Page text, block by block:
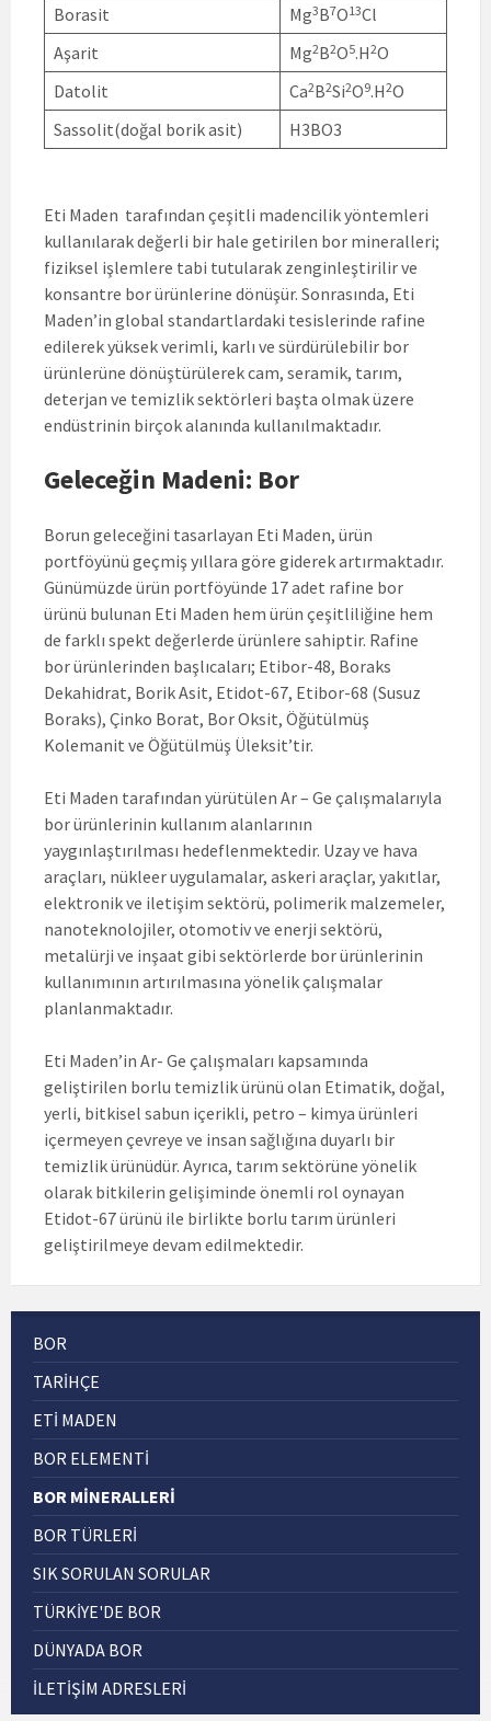
Borasit
Mg3B7O13Cl
Aşarit
Mg2B2O5.H2O
Datolit
Ca2B2Si2O9.H2O
Sassolit(doğal borik asit)
H3BO3
Eti Maden tarafından çeşitli madencilik yöntemleri
kullanılarak değerli bir hale getirilen bor mineralleri;
fiziksel işlemlere tabi tutularak zenginleştirilir ve
konsantre bor ürünlerine dönüşür. Sonrasında, Eti
Maden’in global standartlardaki tesislerinde rafine
edilerek yüksek verimli, karlı ve sürdürülebilir bor
ürünlerüne dönüştürülerek cam, seramik, tarım,
deterjan ve temizlik sektörleri başta olmak üzere
endüstrinin birçok alanında kullanılmaktadır.
Geleceğin Madeni: Bor
Borun geleceğini tasarlayan Eti Maden, ürün
portföyünü geçmiş yıllara göre giderek artırmaktadır.
Günümüzde ürün portföyünde 17 adet rafine bor
ürünü bulunan Eti Maden hem ürün çeşitliliğine hem
de farklı spekt değerlerde ürünlere sahiptir. Rafine
bor ürünlerinden başlıcaları; Etibor-48, Boraks
Dekahidrat, Borik Asit, Etidot-67, Etibor-68 (Susuz
Boraks), Çinko Borat, Bor Oksit, Öğütülmüş
Kolemanit ve Öğütülmüş Üleksit’tir.
Eti Maden tarafından yürütülen Ar – Ge çalışmalarıyla
bor ürünlerinin kullanım alanlarının
yaygınlaştırılması hedeflenmektedir. Uzay ve hava
araçları, nükleer uygulamalar, askeri araçlar, yakıtlar,
elektronik ve iletişim sektörü, polimerik malzemeler,
nanoteknolojiler, otomotiv ve enerji sektörü,
metalürji ve inşaat gibi sektörlerde bor ürünlerinin
kullanımının artırılmasına yönelik çalışmalar
planlanmaktadır.
Eti Maden’in Ar- Ge çalışmaları kapsamında
geliştirilen borlu temizlik ürünü olan Etimatik, doğal,
yerli, bitkisel sabun içerikli, petro – kimya ürünleri
içermeyen çevreye ve insan sağlığına duyarlı bir
temizlik ürünüdür. Ayrıca, tarım sektörüne yönelik
olarak bitkilerin gelişiminde önemli rol oynayan
Etidot-67 ürünü ile birlikte borlu tarım ürünleri
geliştirilmeye devam edilmektedir.
BOR
TARIHÇE
ETI MADEN
BOR ELEMENTİ
BOR MİNERALLERİ
BOR TÜRLERİ
SIK SORULAN SORULAR
TÜRKİYE'DE BOR
DÜNYADA BOR
İLETİŞİM ADRESLERİ